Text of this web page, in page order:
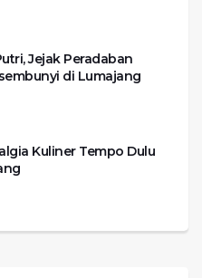
Jejak Peradaban
di Lumajang
Kuliner Tempo Dulu